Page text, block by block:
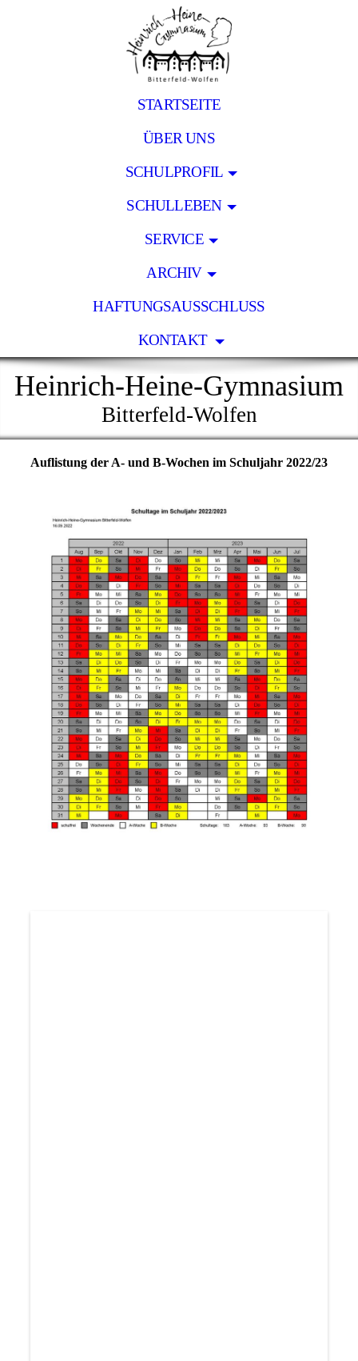
STARTSEITE
ÜBER UNS
SCHULPROFIL
SCHULLEBEN
SERVICE
ARCHIV
HAFTUNGSAUSSCHLUSS
KONTAKT
Heinrich-Heine-Gymnasium
Bitterfeld-Wolfen
Auflistung der A- und B-Wochen im Schuljahr 2022/23